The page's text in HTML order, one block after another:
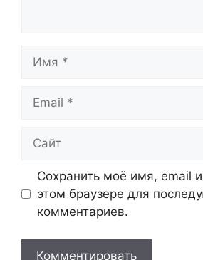
Имя
Email
Сайт
Сохранить моё имя, email
этом браузере для
комментариев.